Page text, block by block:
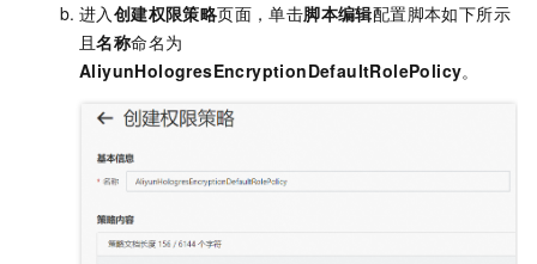
进入创建权限策略页面，单击脚本编辑配置脚本如下所示
且名称命名为
AliyunHologresEncryptionDefaultRolePolicy。